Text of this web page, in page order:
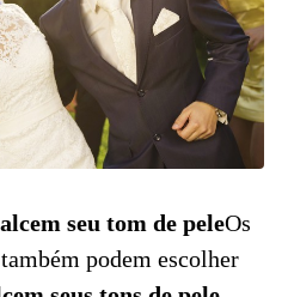
seu tom de peleOs
podem escolher